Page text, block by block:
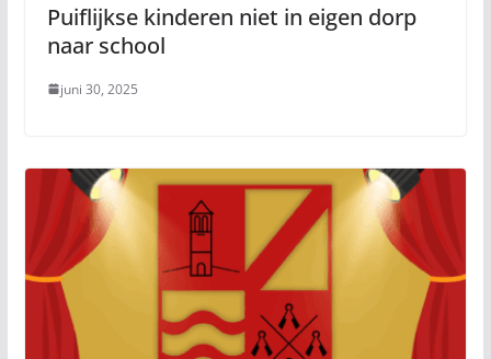
Puiflijkse kinderen niet in eigen dorp
naar school
juni 30, 2025